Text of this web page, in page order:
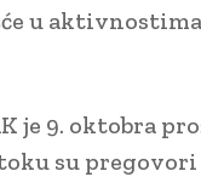
u
je 9. oktobra
su